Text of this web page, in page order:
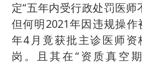
定“五年内受行政处罚医师
但何明2021年因违规操作
年4月竟获批主诊医师资
岗。且其在“资质真空